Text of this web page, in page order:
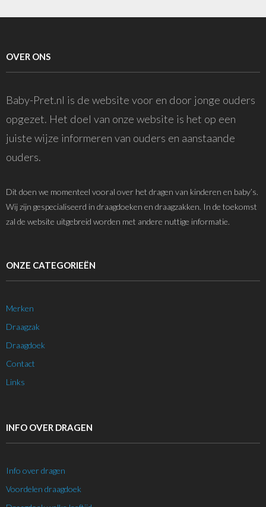
OVER ONS
Baby-Pret.nl is de website voor en door jonge ouders
opgezet. Het doel van onze website is het op een
juiste wijze informeren van ouders en aanstaande
ouders.
Dit doen we momenteel vooral over het dragen van kinderen en baby’s.
Wij zijn gespecialiseerd in draagdoeken en draagzakken. In de toekomst
zal de website uitgebreid worden met andere nuttige informatie.
ONZE CATEGORIEËN
Merken
Draagzak
Draagdoek
Contact
Links
INFO OVER DRAGEN
Info over dragen
Voordelen draagdoek